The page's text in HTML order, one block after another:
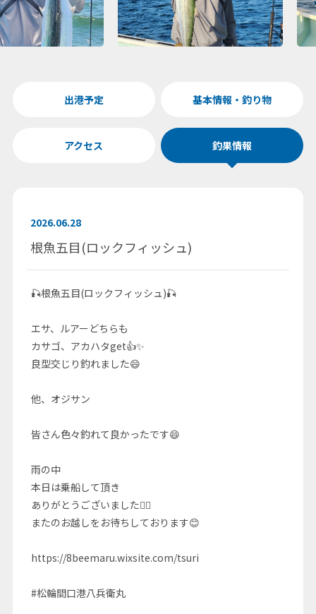
出港予定 基本情報・釣り物
アクセス 釣果情報
2026.06.28
根魚五目(ロックフィッシュ)
🎣根魚五目(ロックフィッシュ)🎣
エサ、ルアーどちらも
カサゴ、アカハタget👍✨
良型交じり釣れました😄
他、オジサン
皆さん色々釣れて良かったです😄
雨の中
本日は乗船して頂き
ありがとうございました🙇‍♂️
またのお越しをお待ちしております😊
https://8beemaru.wixsite.com/tsuri
#松輪間口港八兵衛丸